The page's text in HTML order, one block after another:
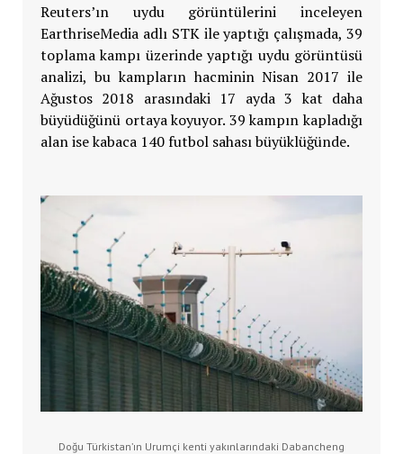
Reuters’ın uydu görüntülerini inceleyen
EarthriseMedia adlı STK ile yaptığı çalışmada, 39
toplama kampı üzerinde yaptığı uydu görüntüsü
analizi, bu kampların hacminin Nisan 2017 ile
Ağustos 2018 arasındaki 17 ayda 3 kat daha
büyüdüğünü ortaya koyuyor. 39 kampın kapladığı
alan ise kabaca 140 futbol sahası büyüklüğünde.
Doğu Türkistan’ın Urumçi kenti yakınlarındaki Dabancheng